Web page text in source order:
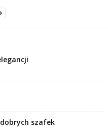
szafek